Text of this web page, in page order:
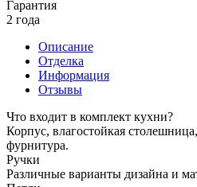
Гарантия
2 года
Описание
Отделка
Информация
Отзывы
Что входит в комплект кухни?
Корпус, влагостойкая
фурнитура.
Ручки
Различные варианты дизайна и